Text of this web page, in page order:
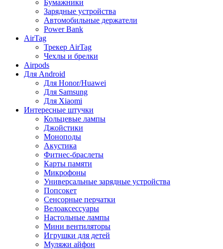
Бумажники
Зарядные устройства
Автомобильные держатели
Power Bank
AirTag
Трекер AirTag
Чехлы и брелки
Airpods
Для Android
Для Honor/Huawei
Для Samsung
Для Xiaomi
Интересные штучки
Кольцевые лампы
Джойстики
Моноподы
Акустика
Фитнес-браслеты
Карты памяти
Микрофоны
Универсальные зарядные устройства
Попсокет
Сенсорные перчатки
Велоаксессуары
Настольные лампы
Мини вентиляторы
Игрушки для детей
Муляжи айфон